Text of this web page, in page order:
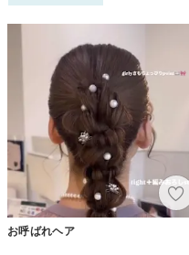
お呼ばれヘア